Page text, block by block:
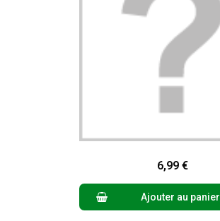
6,99 €
Ajouter au panier